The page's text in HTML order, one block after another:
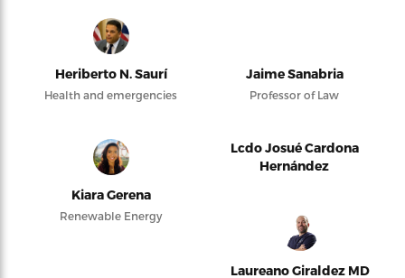
Heriberto N. Saurí
Health and emergencies
Jaime Sanabria
Professor of Law
Kiara Gerena
Renewable Energy
Lcdo Josué Cardona
Hernández
Laureano Giraldez MD